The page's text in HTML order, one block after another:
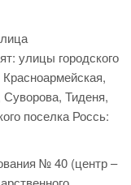
улицы городского
Тиденя,
поселка Россь:
№ 40 (центр –